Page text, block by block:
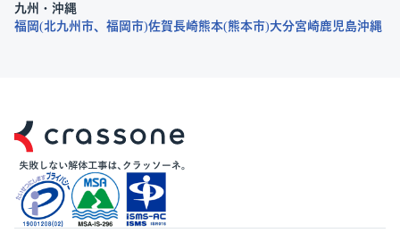
九州・沖縄
福岡 北九州市 福岡市 佐賀長崎熊本 熊本市 大分宮崎鹿児島沖縄